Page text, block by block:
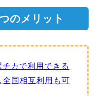
のメリット
カで利用できる
国相互利用も可